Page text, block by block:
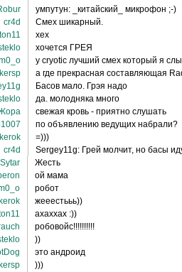
умпутун: _китайский_ микрофон ;-)
cr4d
Смех шикарный.
хех
хочется ГРЕЯ
у cryotic лучший смех который я
а где прекрасная составляющая
Басов мало. Грэя надо
да. молодняка много
свежая кровь - приятно слушать
по объявлению ведущих набрали?
=)))
cr4d
Sergey11g: Грей молчит, но басы
Жесть
ой мама
робот
жееестььь))
ахаххах :))
робовойс!!!!!!!!!!
))
это андроид
)))